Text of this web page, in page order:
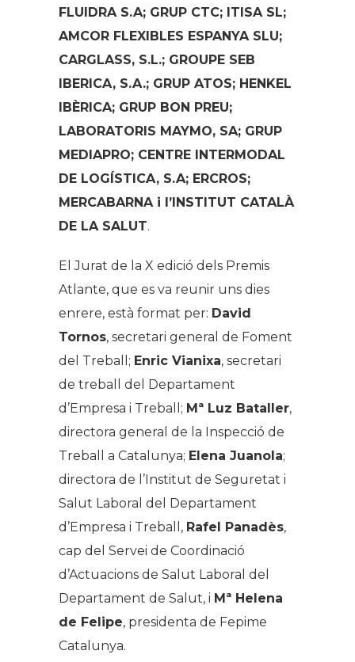
FLUIDRA S.A; GRUP CTC; ITISA SL;
AMCOR FLEXIBLES ESPANYA SLU;
CARGLASS, S.L.; GROUPE SEB
IBERICA, S.A.; GRUP ATOS; HENKEL
IBÈRICA; GRUP BON PREU;
LABORATORIS MAYMO, SA; GRUP
MEDIAPRO; CENTRE INTERMODAL
DE LOGÍSTICA, S.A; ERCROS;
MERCABARNA i l’INSTITUT CATALÀ
DE LA SALUT.
El Jurat de la X edició dels Premis
Atlante, que es va reunir uns dies
enrere, està format per: David
Tornos, secretari general de Foment
del Treball; Enric Vianixa, secretari
de treball del Departament
d’Empresa i Treball; Mª Luz Bataller,
directora general de la Inspecció de
Treball a Catalunya; Elena Juanola;
directora de l’Institut de Seguretat i
Salut Laboral del Departament
d’Empresa i Treball, Rafel Panadès,
cap del Servei de Coordinació
d’Actuacions de Salut Laboral del
Departament de Salut, i Mª Helena
de Felipe, presidenta de Fepime
Catalunya.